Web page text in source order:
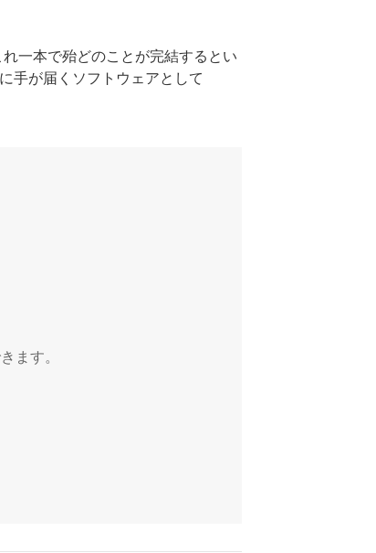
一本で殆どのことが完結するとい
手が届くソフトウェアとして
ます。